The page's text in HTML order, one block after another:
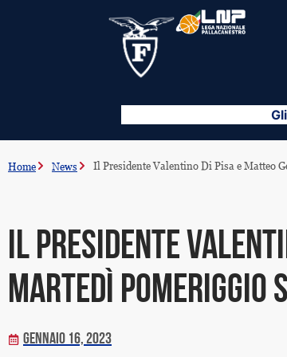
Home News Il Presidente Valentino Di Pisa e Matteo
Il Presidente
martedì pomeriggio
Gennaio 16, 2023